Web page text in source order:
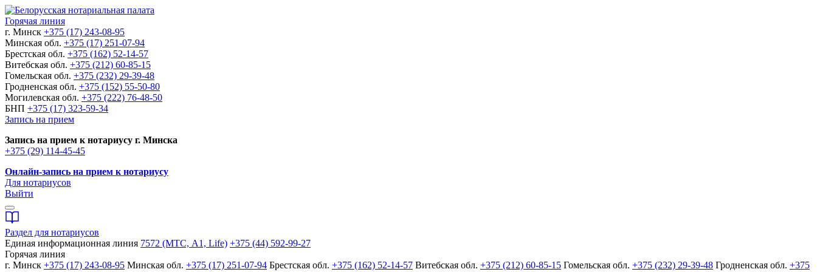
Горячая линия
г. Минск +375 (17) 243-08-95
Минская обл. +375 (17) 251-07-94
Брестская обл. +375 (162) 52-14-57
Витебская обл. +375 (212) 60-85-15
Гомельская обл. +375 (232) 29-39-48
Гродненская обл. +375 (152) 55-50-80
Могилевская обл. +375 (222) 76-48-50
БНП +375 (17) 323-59-34
Запись на прием
Запись на прием к нотариусу г. Минска
+375 (29) 114-45-45
Онлайн-запись на прием к нотариусу
Для нотариусов
Выйти
Раздел для нотариусов
Единая информационная линия 7572 (МТС, A1, Life) +375 (44) 592-99-27
Горячая линия
г. Минск +375 (17) 243-08-95 Минская обл. +375 (17) 251-07-94 Брестская обл. +375 (162) 52-14-57 Витебская обл. +375 (212) 60-85-15 Гомельская обл. +375 (232) 29-39-48 Гродненская обл. +375